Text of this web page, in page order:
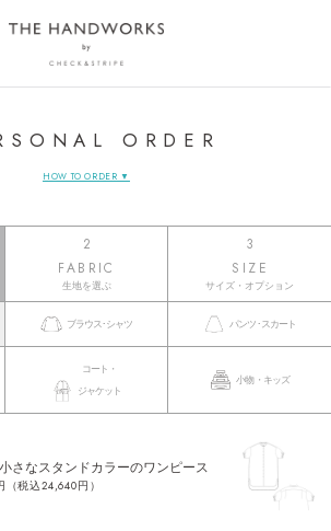
ORDER
HOW TO ORDER ▼
2
FABRIC
生地を選ぶ
3
SIZE
サイズ・オプション
ブラウス･シャツ パンツ･スカート
コート・
ジャケット
小物・キッズ
小さなスタンドカラーのワンピース
（税込24,640円）